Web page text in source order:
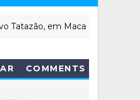
em Macau (RN), enfrenta
COMMENTS